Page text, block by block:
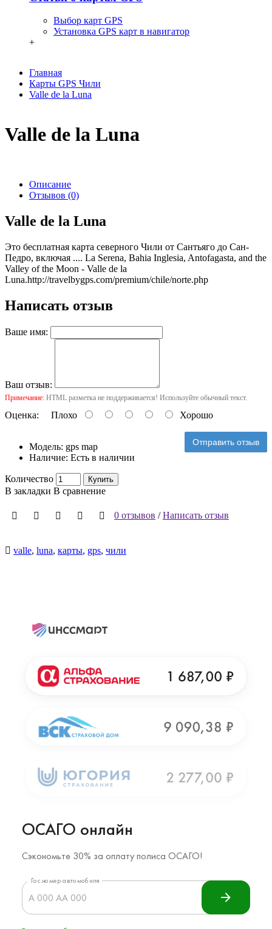
Выбор карт GPS
Установка GPS карт в навигатор
+
Главная
Карты GPS Чили
Valle de la Luna
Valle de la Luna
Описание
Отзывов (0)
Valle de la Luna
Это бесплатная карта северного Чили от Сантьяго до Сан-
Педро, включая .... La Serena, Bahia Inglesia, Antofagasta, and the
Valley of the Moon - Valle de la
Luna.http://travelbygps.com/premium/chile/norte.php
Написать отзыв
Ваше имя:
Ваш отзыв:
Примечание: HTML разметка не поддерживается! Используйте обычный текст.
Оценка: Плохо Хорошо
Отправить отзыв
Модель: gps map
Наличие: Есть в наличии
Количество Купить
В закладки В сравнение
0 отзывов /Написать отзыв
valle, luna, карты, gps, чили